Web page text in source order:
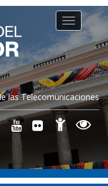
las Telecomunicaciones
Toggle
navigation